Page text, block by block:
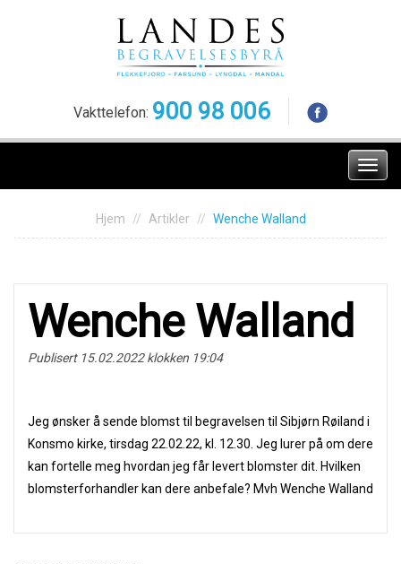
Vakttelefon: 900 98 006
Meny
Hjem Artikler Wenche Walland
Wenche Walland
Publisert 15.02.2022 klokken 19:04
Jeg ønsker å sende blomst til begravelsen til Sibjørn Røiland i
Konsmo kirke, tirsdag 22.02.22, kl. 12.30. Jeg lurer på om dere
kan fortelle meg hvordan jeg får levert blomster dit. Hvilken
blomsterforhandler kan dere anbefale? Mvh Wenche Walland